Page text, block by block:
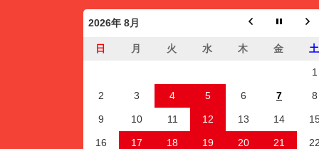
2026年 8月
日 月 火 水 木 金 土
1
2 3 4 5 6 7 8
9 10 11 12 13 14
16 17 18 19 20 21 22